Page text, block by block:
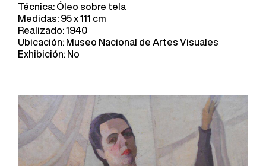
Técnica: Óleo sobre tela
Medidas: 95 x 111 cm
Realizado: 1940
Ubicación: Museo Nacional de Artes Visuales
Exhibición: No